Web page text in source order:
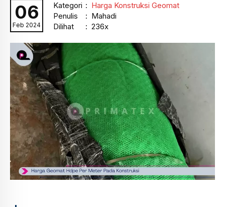
06
Feb 2024
Kategori : Harga Konstruksi Geomat
Penulis
: Mahadi
Dilihat
: 236x